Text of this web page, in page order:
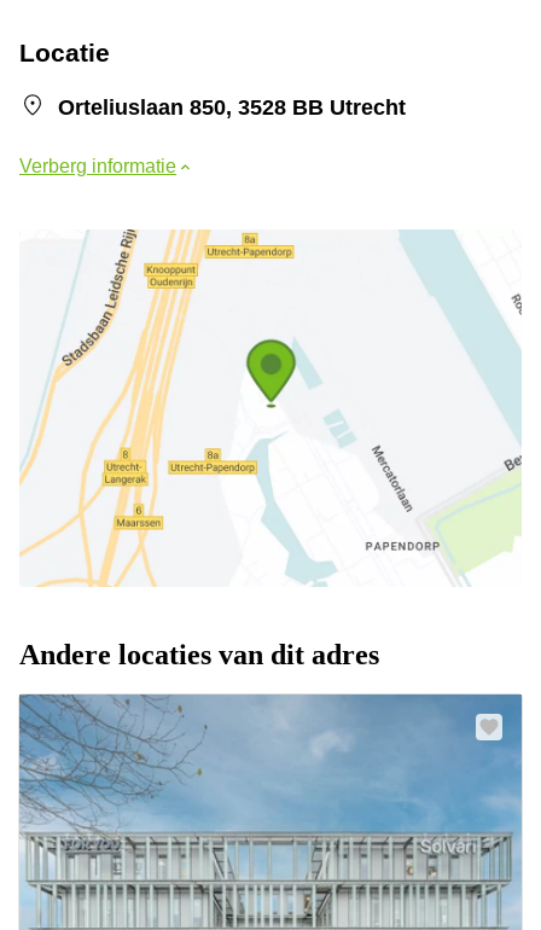
Locatie
Orteliuslaan 850, 3528 BB Utrecht
Verberg informatie
Andere locaties van dit adres